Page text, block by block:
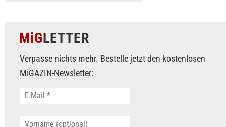
MiGLETTER
Verpasse nichts mehr. Bestelle jetzt den kostenlosen
MiGAZIN-Newsletter: